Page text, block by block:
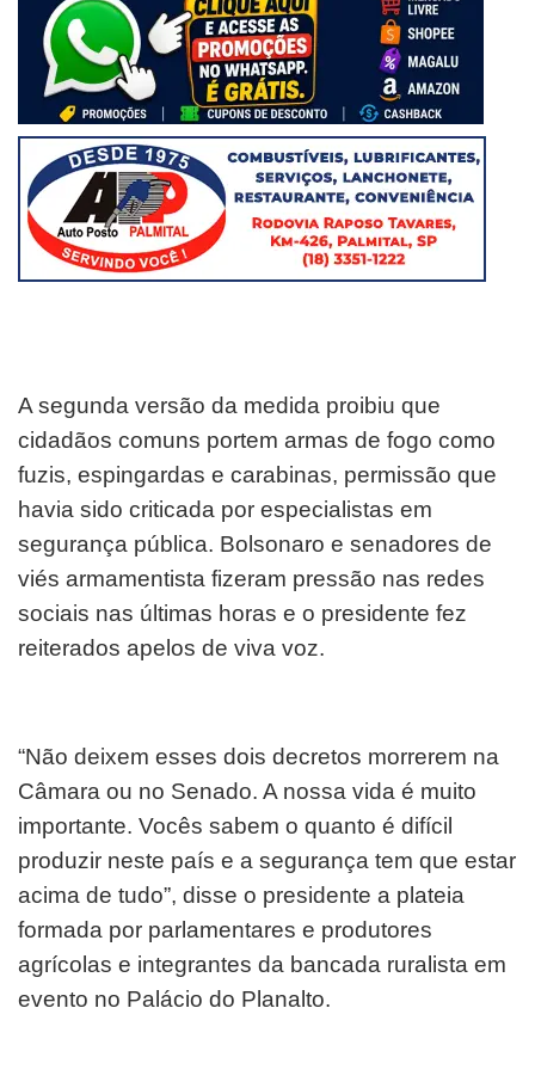
A segunda versão da medida proibiu que
cidadãos comuns portem armas de fogo como
fuzis, espingardas e carabinas, permissão que
havia sido criticada por especialistas em
segurança pública. Bolsonaro e senadores de
viés armamentista fizeram pressão nas redes
sociais nas últimas horas e o presidente fez
reiterados apelos de viva voz.
“Não deixem esses dois decretos morrerem na
Câmara ou no Senado. A nossa vida é muito
importante. Vocês sabem o quanto é difícil
produzir neste país e a segurança tem que estar
acima de tudo”, disse o presidente a plateia
formada por parlamentares e produtores
agrícolas e integrantes da bancada ruralista em
evento no Palácio do Planalto.